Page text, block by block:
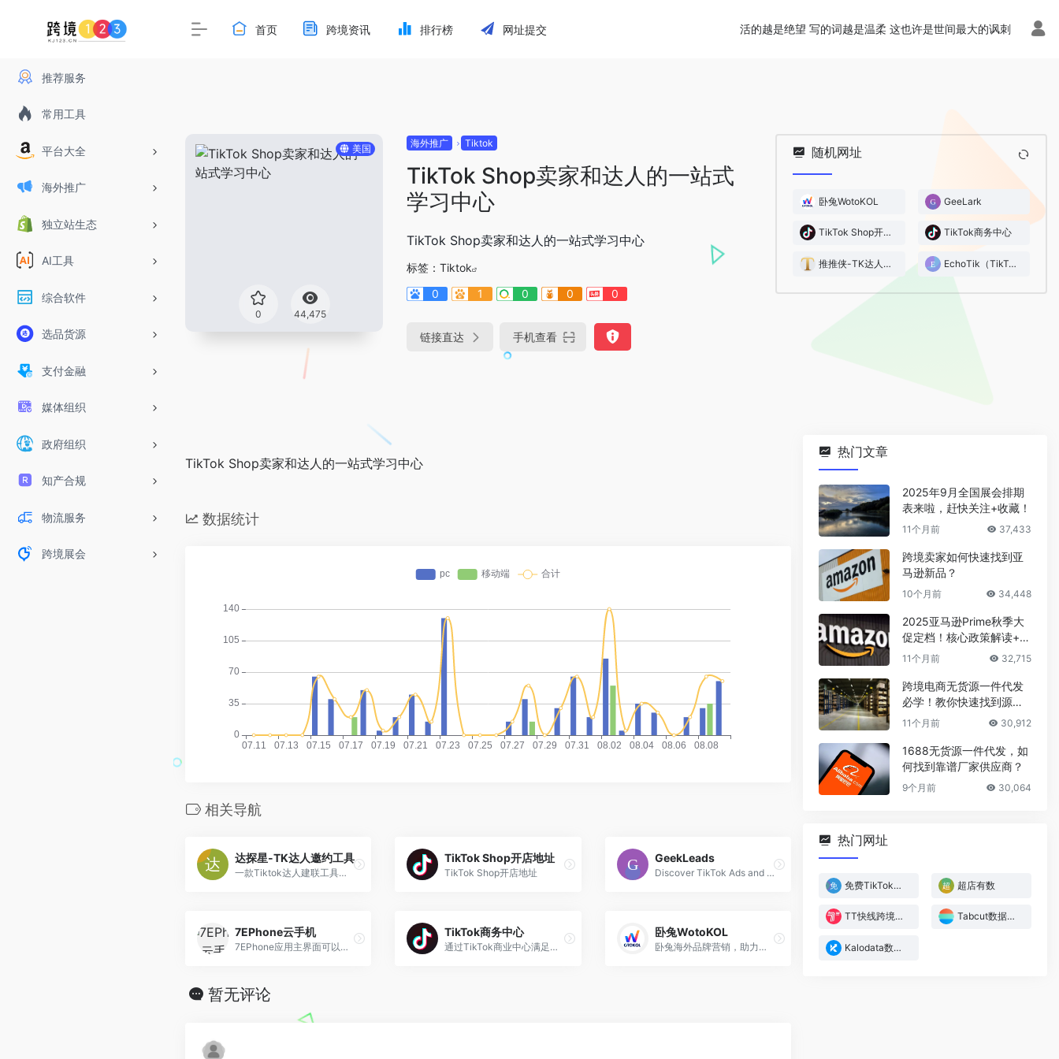
推荐服务
常用工具
平台大全
海外推广
独立站生态
AI工具
综合软件
选品货源
支付金融
媒体组织
政府组织
知产合规
物流服务
跨境展会
首页 跨境资讯 排行榜 网址提交 活的越是绝望 写的词越是温柔 这也许是世间最大的讽刺
美国
0 44,475
海外推广 Tiktok
TikTok Shop卖家和达人的一站式
学习中心
TikTok Shop卖家和达人的一站式学习中心
标签： Tiktok
0
1 0 0 0
链接直达 手机查看
随机网址
卧兔WotoKOL GeeLark
TikTok Shop开店地址 TikTok商务中心
推推侠-TK达人建联 EchoTik（TikTok 数据分析）
TikTok Shop卖家和达人的一站式学习中心
数据统计
相关导航
达探星-TK达人邀约工具
一款Tiktok达人建联工具，TK达人邀约工具、实现达人建联、好评邀约、精准达人标签、自动提报商品机会
TikTok Shop开店地址
TikTok Shop开店地址
GeekLeads
Discover TikTok Ads and The Best Viral TikTok Products - GeekLeads
7EPhone云手机
7EPhone应用主界面可以实现机器多开，游戏托管，直播群控，引流获客等，同时也支持平台直播养号，采用海外真实机房，仿真调优参数，让用户拥有更为稳定的海外网络环
TikTok商务中心
通过TikTok商业中心满足您的所有营销需求。在一个地方管理和访问广告、创作者、商业和其他营销解决方案，实现快速协作和最大灵活性。
卧兔WotoKOL
卧兔海外品牌营销，助力中国品牌出海! 卧兔为你提供定制化品牌出海解决方案，帮你完成海外市场品牌营销，来自全球103个国家，27个语种的60W+网红博主为你的品牌发声。
暂无评论
热门文章
2025年9月全国展会排期
表来啦，赶快关注+收藏！
11个月前 37,433
跨境卖家如何快速找到亚
马逊新品？
10个月前 34,448
2025亚马逊Prime秋季大
促定档！核心政策解读+爆
款选品攻略
11个月前 32,715
跨境电商无货源一件代发
必学！教你快速找到源头
厂家
11个月前 30,912
1688无货源一件代发，如
何找到靠谱厂家供应商？
9个月前 30,064
热门网址
免费TikTok数据分析平台｜TikTok数据最准最全 ｜极客线索 超店有数
TT快线跨境电商网络 Tabcut数据平台
Kalodata数据分析